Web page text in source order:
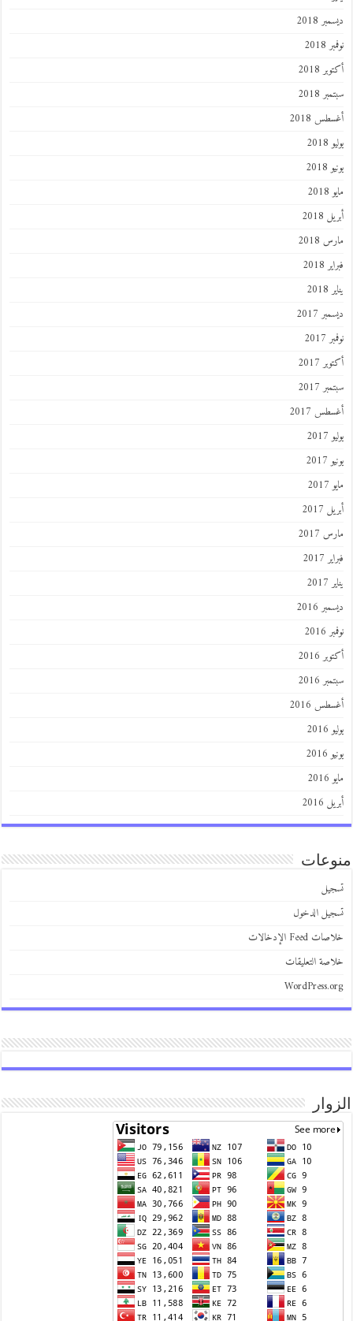
ديسمبر 2018
نوفمبر 2018
أكتوبر 2018
سبتمبر 2018
أغسطس 2018
يوليو 2018
يونيو 2018
مايو 2018
أبريل 2018
مارس 2018
فبراير 2018
يناير 2018
ديسمبر 2017
نوفمبر 2017
أكتوبر 2017
سبتمبر 2017
أغسطس 2017
يوليو 2017
يونيو 2017
مايو 2017
أبريل 2017
مارس 2017
فبراير 2017
يناير 2017
ديسمبر 2016
نوفمبر 2016
أكتوبر 2016
سبتمبر 2016
أغسطس 2016
يوليو 2016
يونيو 2016
مايو 2016
أبريل 2016
منوعات
تسجيل
تسجيل الدخول
خلاصات Feed الإدخالات
خلاصة التعليقات
WordPress.org
الزوار